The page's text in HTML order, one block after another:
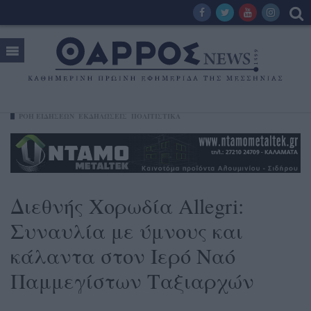
Διεθνής Χορωδία Allegri:
Συναυλία με ύμνους και
κάλαντα στον Ιερό Ναό
Παμμεγίστων Ταξιαρχών